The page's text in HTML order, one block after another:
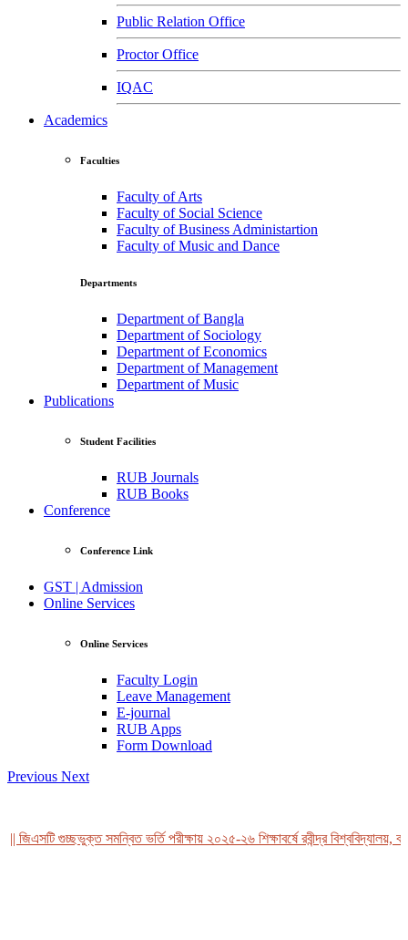
Public Relation Office
Proctor Office
IQAC
Academics
Faculties
Faculty of Arts
Faculty of Social Science
Faculty of Business Administartion
Faculty of Music and Dance
Departments
Department of Bangla
Department of Sociology
Department of Economics
Department of Management
Department of Music
Publications
Student Facilities
RUB Journals
RUB Books
Conference
Conference Link
GST | Admission
Online Services
Online Services
Faculty Login
Leave Management
E-journal
RUB Apps
Form Download
Previous Next
গুচ্ছভুক্ত সমন্বিত ভর্তি পরীক্ষায় ২০২৫-২৬ শিক্ষাবর্ষে রবীন্দ্র বিশ্ববিদ্যালয়,